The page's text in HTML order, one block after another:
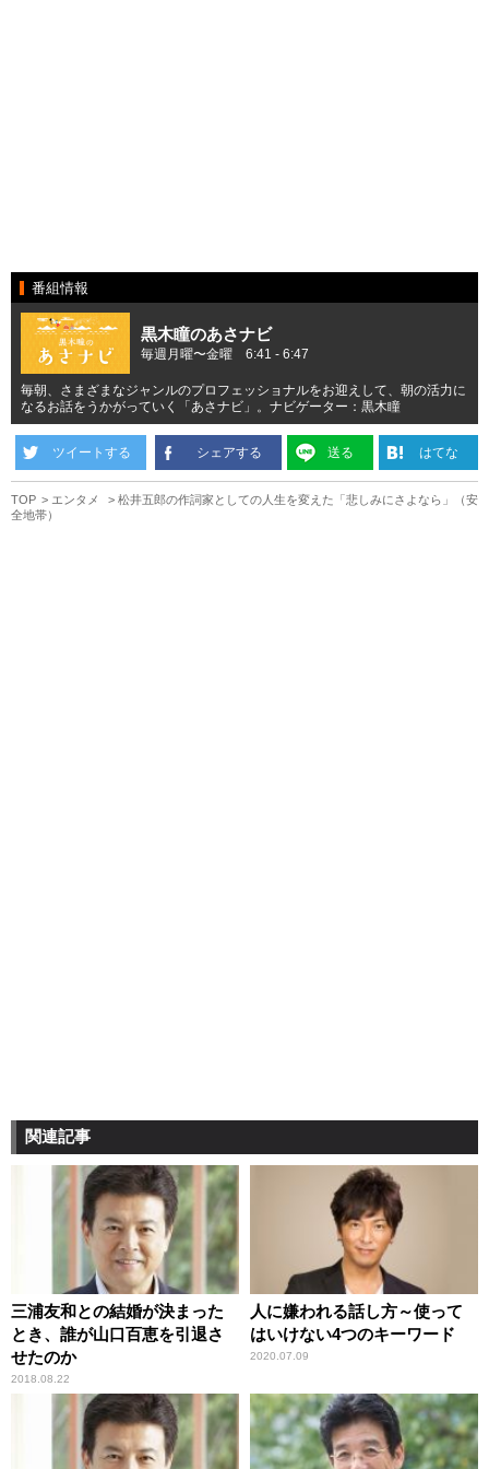
番組情報
黒木瞳のあさナビ
毎週月曜〜金曜 6:41 - 6:47
毎朝、さまざまなジャンルのプロフェッショナルをお迎えして、朝の活力に
なるお話をうかがっていく「あさナビ」。ナビゲーター：黒木瞳
ツイートする シェアする 送る はてな
TOP エンタメ
松井五郎の作詞家としての人生を変えた「悲しみにさよなら」（安
全地帯）
関連記事
三浦友和との結婚が決まった
とき、誰が山口百恵を引退さ
せたのか
2018.08.22
人に嫌われる話し方～使って
はいけない4つのキーワード
2020.07.09